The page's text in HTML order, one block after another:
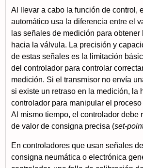
Al llevar a cabo la función de control,
automático usa la diferencia entre el
las señales de medición para
hacia la válvula. La precisión y
de estas señales es la limitación
del controlador para controlar
medición. Si el transmisor no envía
si existe un retraso en la medición, la
controlador para manipular el
Al mismo tiempo, el controlador debe
de valor de consigna precisa (set-
En controladores que usan señales
consigna neumática o electrónica